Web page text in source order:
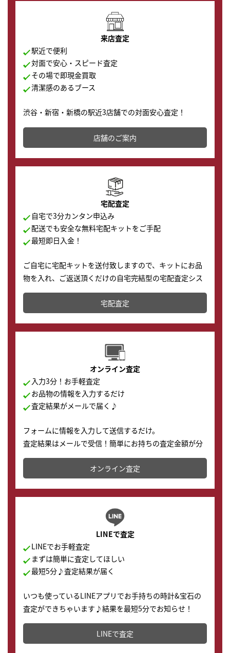
来店査定
駅近で便利
対面で安心・スピード査定
その場で即現金買取
清潔感のあるブース
渋谷・新宿・新橋の駅近3店舗での対面安心査定！
その場で現金買取致します。渋谷本店では、時計販売の
店舗を併設しており、下取りに出してお得に新しい時計
の購入もできます♪
店舗のご案内
宅配査定
自宅で3分カンタン申込み
配送でも安全な無料宅配キットをご手配
最短即日入金！
ご自宅に宅配キットを送付致しますので、キットにお品
物を入れ、ご返送頂くだけの自宅完結型の宅配査定シス
テムです。
配送でも簡単&安全に査定・買取に出すことが可能で
す。
宅配査定
オンライン査定
入力3分！お手軽査定
お品物の情報を入力するだけ
査定結果がメールで届く♪
フォームに情報を入力して送信するだけ。
査定結果はメールで受信！簡単にお持ちの査定金額が分
かります。
オンライン査定
LINEで査定
LINEでお手軽査定
まずは簡単に査定してほしい
最短5分♪査定結果が届く
いつも使っているLINEアプリでお手持ちの時計&宝石の
査定ができちゃいます♪結果を最短5分でお知らせ！
どこからでもすぐに査定金額を知ることが出来ます。
LINEで査定